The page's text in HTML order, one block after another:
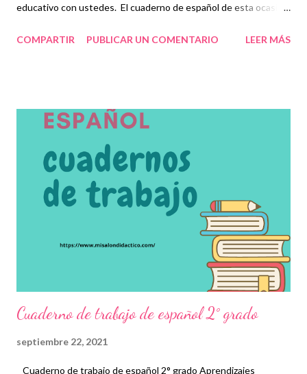
educativo con ustedes. El cuaderno de español de esta ocasión
los niños deberán adquirir, de acuerdo a su nivel, para consolidar
mediante desafíos y actividades que, en su momento, deberán
resolver y que les servirá como práctica para asuntos de la vida
cotidiana. Esperamos que este material sea de gran ayuda y
agradecemos a los autores recordando que nosotros
únicamente lo compartimos con fines informativos y educativos.
👏 Descarga material a continuación 👇 Cuaderno de trabajo de
español 1er grado ¡Gracias por tu visita! 😉 No olvide...
COMPARTIR PUBLICAR UN COMENTARIO LEER MÁS
Cuaderno de trabajo de español 2° grado
septiembre 22, 2021
Cuaderno de trabajo de español 2° grado Aprendizajes